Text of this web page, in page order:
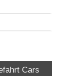
Cars